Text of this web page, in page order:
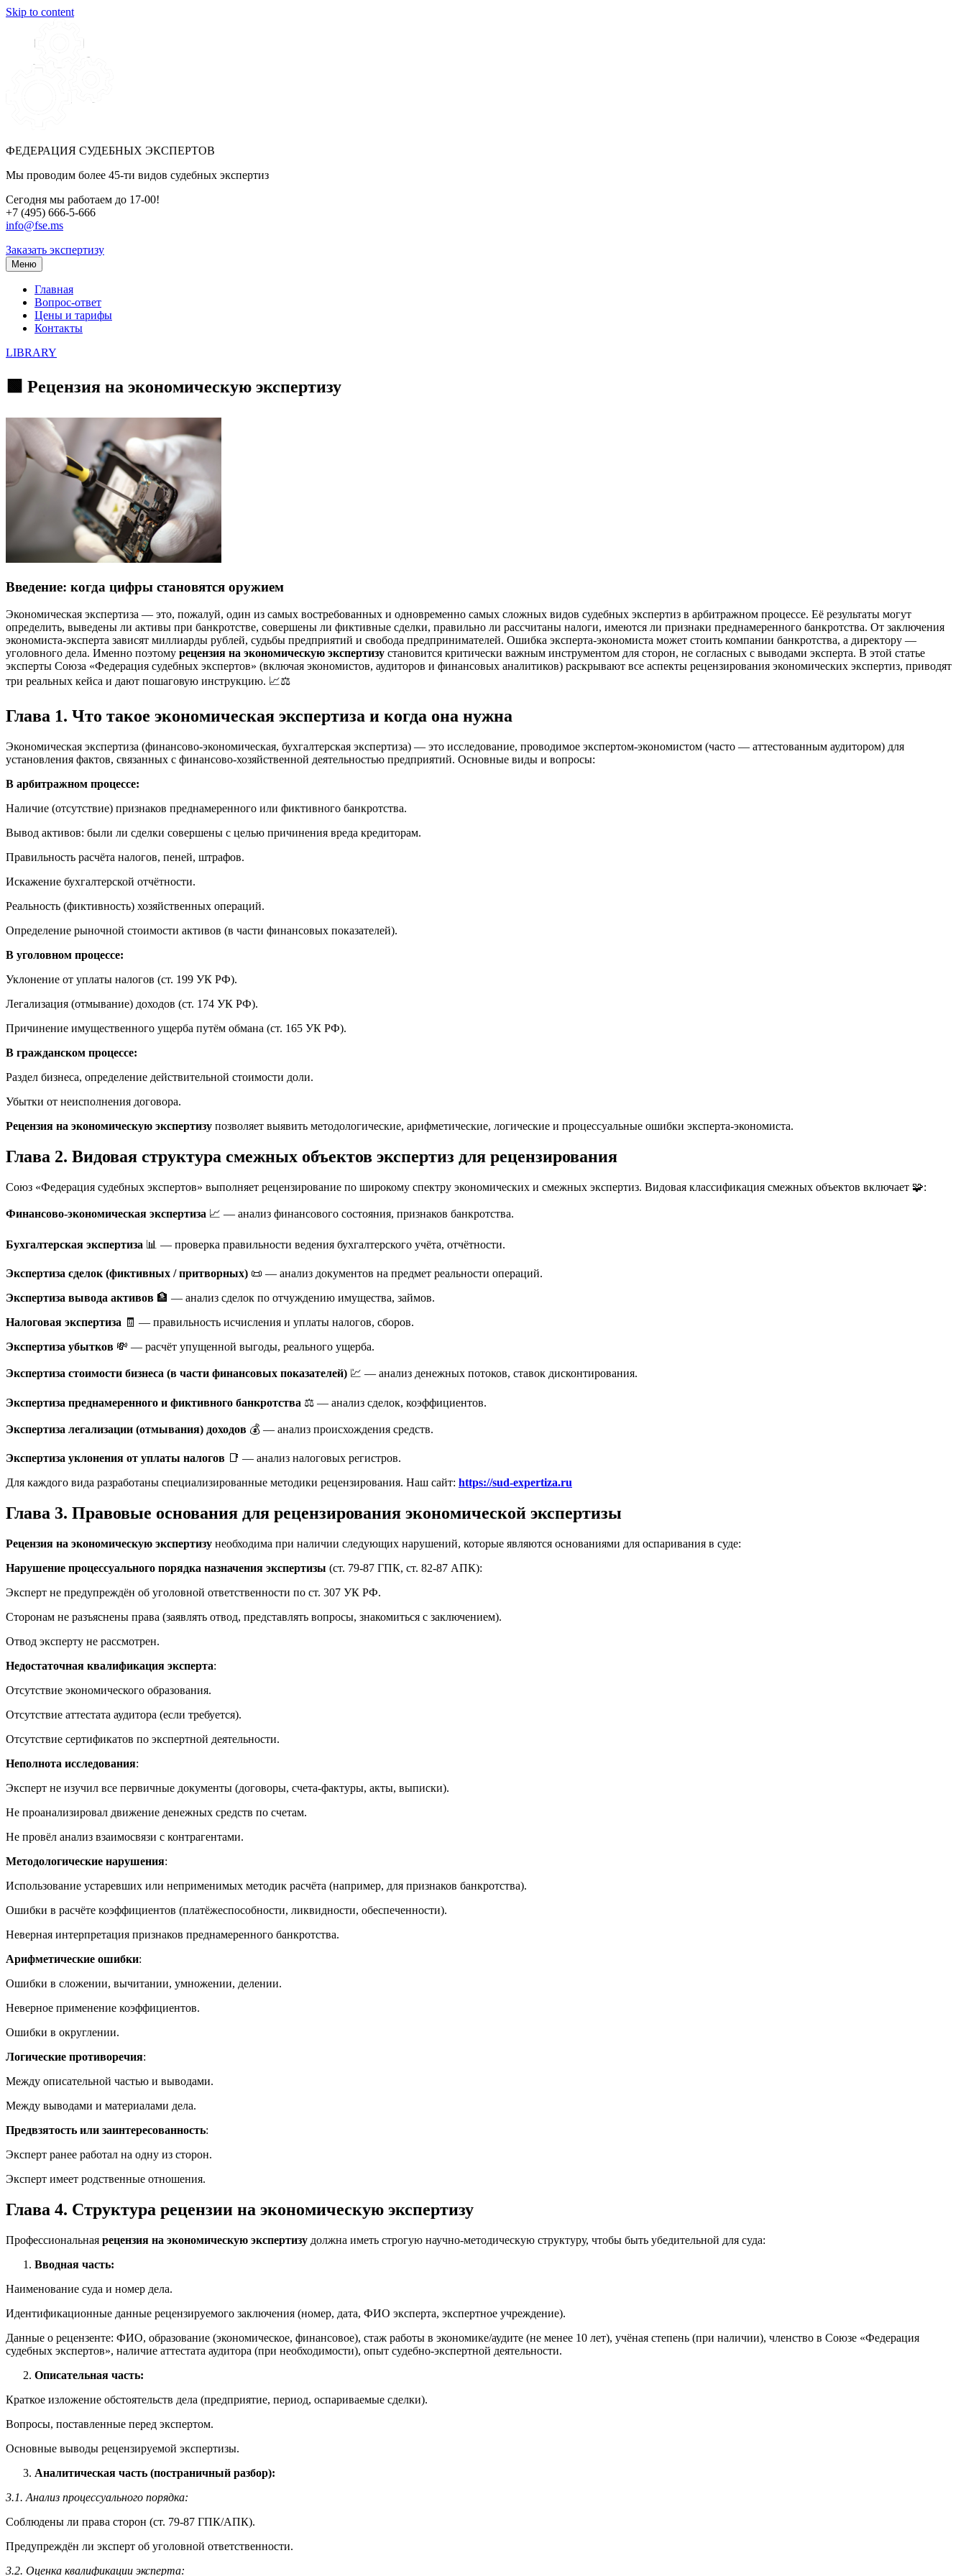
Skip to content
ФЕДЕРАЦИЯ СУДЕБНЫХ ЭКСПЕРТОВ
Мы проводим более 45-ти видов судебных экспертиз
Сегодня мы работаем до 17-00!
+7 (495) 666-5-666
info@fse.ms
Заказать экспертизу
Меню
Главная
Вопрос-ответ
Цены и тарифы
Контакты
LIBRARY
🟩 Рецензия на экономическую экспертизу
Введение: когда цифры становятся оружием
Экономическая экспертиза — это, пожалуй, один из самых востребованных и одновременно самых сложных видов судебных экспертиз в арбитражном процессе. Её результаты могут
определить, выведены ли активы при банкротстве, совершены ли фиктивные сделки, правильно ли рассчитаны налоги, имеются ли признаки преднамеренного банкротства. От заключения
экономиста-эксперта зависят миллиарды рублей, судьбы предприятий и свобода предпринимателей. Ошибка эксперта-экономиста может стоить компании банкротства, а директору —
уголовного дела. Именно поэтому рецензия на экономическую экспертизу становится критически важным инструментом для сторон, не согласных с выводами эксперта. В этой статье
эксперты Союза «Федерация судебных экспертов» (включая экономистов, аудиторов и финансовых аналитиков) раскрывают все аспекты рецензирования экономических экспертиз, приводят
три реальных кейса и дают пошаговую инструкцию. 📈⚖️
Глава 1. Что такое экономическая экспертиза и когда она нужна
Экономическая экспертиза (финансово-экономическая, бухгалтерская экспертиза) — это исследование, проводимое экспертом-экономистом (часто — аттестованным аудитором) для
установления фактов, связанных с финансово-хозяйственной деятельностью предприятий. Основные виды и вопросы:
В арбитражном процессе:
Наличие (отсутствие) признаков преднамеренного или фиктивного банкротства.
Вывод активов: были ли сделки совершены с целью причинения вреда кредиторам.
Правильность расчёта налогов, пеней, штрафов.
Искажение бухгалтерской отчётности.
Реальность (фиктивность) хозяйственных операций.
Определение рыночной стоимости активов (в части финансовых показателей).
В уголовном процессе:
Уклонение от уплаты налогов (ст. 199 УК РФ).
Легализация (отмывание) доходов (ст. 174 УК РФ).
Причинение имущественного ущерба путём обмана (ст. 165 УК РФ).
В гражданском процессе:
Раздел бизнеса, определение действительной стоимости доли.
Убытки от неисполнения договора.
Рецензия на экономическую экспертизу позволяет выявить методологические, арифметические, логические и процессуальные ошибки эксперта-экономиста.
Глава 2. Видовая структура смежных объектов экспертиз для рецензирования
Союз «Федерация судебных экспертов» выполняет рецензирование по широкому спектру экономических и смежных экспертиз. Видовая классификация смежных объектов включает 🧩:
Финансово-экономическая экспертиза 📈 — анализ финансового состояния, признаков банкротства.
Бухгалтерская экспертиза 📊 — проверка правильности ведения бухгалтерского учёта, отчётности.
Экспертиза сделок (фиктивных / притворных) 📜 — анализ документов на предмет реальности операций.
Экспертиза вывода активов 🏦 — анализ сделок по отчуждению имущества, займов.
Налоговая экспертиза 🧾 — правильность исчисления и уплаты налогов, сборов.
Экспертиза убытков 💸 — расчёт упущенной выгоды, реального ущерба.
Экспертиза стоимости бизнеса (в части финансовых показателей) 💹 — анализ денежных потоков, ставок дисконтирования.
Экспертиза преднамеренного и фиктивного банкротства ⚖️ — анализ сделок, коэффициентов.
Экспертиза легализации (отмывания) доходов 💰 — анализ происхождения средств.
Экспертиза уклонения от уплаты налогов 📑 — анализ налоговых регистров.
Для каждого вида разработаны специализированные методики рецензирования. Наш сайт: https://sud-expertiza.ru
Глава 3. Правовые основания для рецензирования экономической экспертизы
Рецензия на экономическую экспертизу необходима при наличии следующих нарушений, которые являются основаниями для оспаривания в суде:
Нарушение процессуального порядка назначения экспертизы (ст. 79-87 ГПК, ст. 82-87 АПК):
Эксперт не предупреждён об уголовной ответственности по ст. 307 УК РФ.
Сторонам не разъяснены права (заявлять отвод, представлять вопросы, знакомиться с заключением).
Отвод эксперту не рассмотрен.
Недостаточная квалификация эксперта:
Отсутствие экономического образования.
Отсутствие аттестата аудитора (если требуется).
Отсутствие сертификатов по экспертной деятельности.
Неполнота исследования:
Эксперт не изучил все первичные документы (договоры, счета-фактуры, акты, выписки).
Не проанализировал движение денежных средств по счетам.
Не провёл анализ взаимосвязи с контрагентами.
Методологические нарушения:
Использование устаревших или неприменимых методик расчёта (например, для признаков банкротства).
Ошибки в расчёте коэффициентов (платёжеспособности, ликвидности, обеспеченности).
Неверная интерпретация признаков преднамеренного банкротства.
Арифметические ошибки:
Ошибки в сложении, вычитании, умножении, делении.
Неверное применение коэффициентов.
Ошибки в округлении.
Логические противоречия:
Между описательной частью и выводами.
Между выводами и материалами дела.
Предвзятость или заинтересованность:
Эксперт ранее работал на одну из сторон.
Эксперт имеет родственные отношения.
Глава 4. Структура рецензии на экономическую экспертизу
Профессиональная рецензия на экономическую экспертизу должна иметь строгую научно-методическую структуру, чтобы быть убедительной для суда:
Вводная часть:
Наименование суда и номер дела.
Идентификационные данные рецензируемого заключения (номер, дата, ФИО эксперта, экспертное учреждение).
Данные о рецензенте: ФИО, образование (экономическое, финансовое), стаж работы в экономике/аудите (не менее 10 лет), учёная степень (при наличии), членство в Союзе «Федерация
судебных экспертов», наличие аттестата аудитора (при необходимости), опыт судебно-экспертной деятельности.
Описательная часть:
Краткое изложение обстоятельств дела (предприятие, период, оспариваемые сделки).
Вопросы, поставленные перед экспертом.
Основные выводы рецензируемой экспертизы.
Аналитическая часть (постраничный разбор):
3.1. Анализ процессуального порядка:
Соблюдены ли права сторон (ст. 79-87 ГПК/АПК).
Предупреждён ли эксперт об уголовной ответственности.
3.2. Оценка квалификации эксперта: